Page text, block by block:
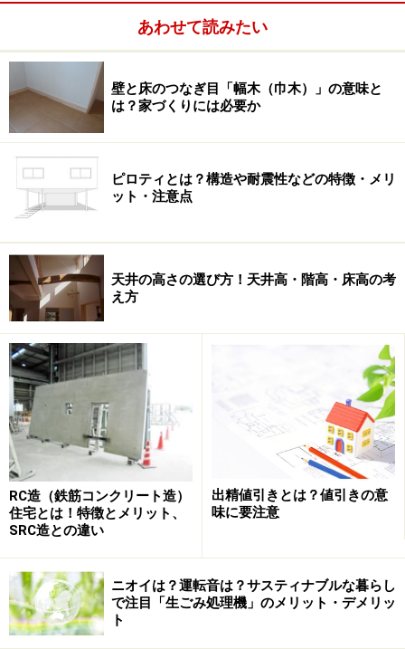
世帯人数は毎年減っています。平均3.75人（2005年度）
→ 3.48人（2014年度）に。これまで標準世帯とされてい
た「夫婦＋子ども2人」という4人家族が減り、子ども1
人や夫婦だけの世帯が増えていると考えられます。世帯
人数が減ってくれば、住宅が小さくなっていくことも納
得できますね。
2005年度に3.75人だった世帯人数は毎年減り続け、2014年度
には3.48人になりました
ここで、世帯人数について他の調査データを元に補足説
明をしておきましょう。国勢調査によると、すでに
2000（平成12）年の時点で最も多いのは1人世帯になり
あわせて読みたい
壁と床のつなぎ目「幅木（巾木）」の意味と
は？家づくりには必要か
ピロティとは？構造や耐震性などの特徴・メリ
ット・注意点
天井の高さの選び方！天井高・階高・床高の考
え方
RC造（鉄筋コンクリート造）
住宅とは！特徴とメリット、
SRC造との違い
出精値引きとは？値引きの意
味に要注意
ニオイは？運転音は？サスティナブルな暮らし
で注目「生ごみ処理機」のメリット・デメリッ
ト